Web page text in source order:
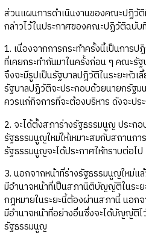
ส่วนแผนการดำเนินงานของคณะปฏิวั
กล่าวไว้ในประกาศของคณะปฏิวัติฉบับ
1. เนื่องจากการกระทำครั้งนี้เป็นการป
ที่เคยกระทำกันมาในครั้งก่อน ๆ คณะรั
จึงจะมีรูปเป็นรัฐบาลปฎิวัติในระยะหัว
รัฐบาลปฏิวัติจะประกอบด้วยนายกรัฐ
ควรแก่กิจการที่จะต้องบริหาร ดังจะปร
2. จะได้ตั้งสภาร่างรัฐธรรมนูญ ประ
รัฐธรรมนูญใหม่ให้เหมาะสมกับสถานก
รัฐธรรมนูญจะได้ประกาศให้ทราบต่อไป
3. นอกจากหน้าที่ร่างรัฐธรรมนูญใหม่แ
มีอำนาจหน้าที่เป็นสภานิติบัญญัติในระ
กฎหมายในระยะนี้ต้องผ่านสภานี้ นอก
มีอำนาจหน้าที่อย่างอื่นซึ่งจะได้บัญญัติไ
รัฐธรรมนูญ